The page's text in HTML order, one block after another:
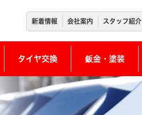
新着情報 会社案内 スタッフ紹介
タイヤ交換 鈑金・塗装